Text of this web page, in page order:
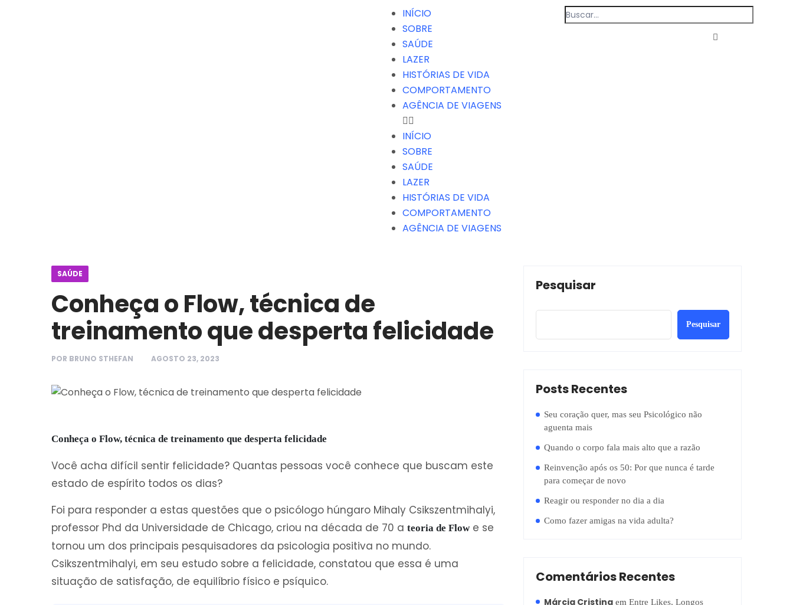
INÍCIO
SOBRE
SAÚDE
LAZER
HISTÓRIAS DE VIDA
COMPORTAMENTO
AGÊNCIA DE VIAGENS
INÍCIO
SOBRE
SAÚDE
LAZER
HISTÓRIAS DE VIDA
COMPORTAMENTO
AGÊNCIA DE VIAGENS
SAÚDE
Conheça o Flow, técnica de
treinamento que desperta felicidade
POR BRUNO STHEFAN AGOSTO 23, 2023
Conheça o Flow, técnica de treinamento que desperta felicidade
Você acha difícil sentir felicidade? Quantas pessoas você conhece que buscam este
estado de espírito todos os dias?
Foi para responder a estas questões que o psicólogo húngaro Mihaly Csikszentmihalyi,
professor Phd da Universidade de Chicago, criou na década de 70 a teoria de Flowe se
tornou um dos principais pesquisadores da psicologia positiva no mundo.
Csikszentmihalyi, em seu estudo sobre a felicidade, constatou que essa é uma
situação de satisfação, de equilíbrio físico e psíquico.
Pesquisar
Pesquisar
Posts Recentes
Seu coração quer, mas seu Psicológico não
aguenta mais
Quando o corpo fala mais alto que a razão
Reinvenção após os 50: Por que nunca é tarde
para começar de novo
Reagir ou responder no dia a dia
Como fazer amigas na vida adulta?
Comentários Recentes
Márcia Cristina em Entre Likes, Longos